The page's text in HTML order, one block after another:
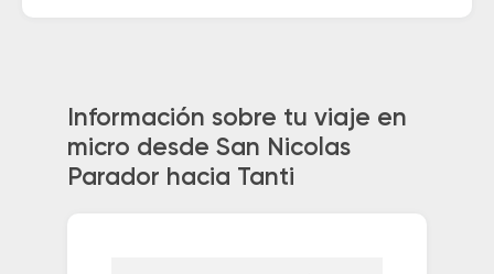
Información sobre tu viaje en
micro desde San Nicolas
Parador hacia Tanti